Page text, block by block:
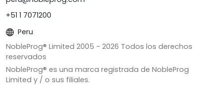
+51 1 7071200
Peru
NobleProg® Limited 2005 - 2026 Todos los derechos
reservados
NobleProg® es una marca registrada de NobleProg
Limited y / o sus filiales.